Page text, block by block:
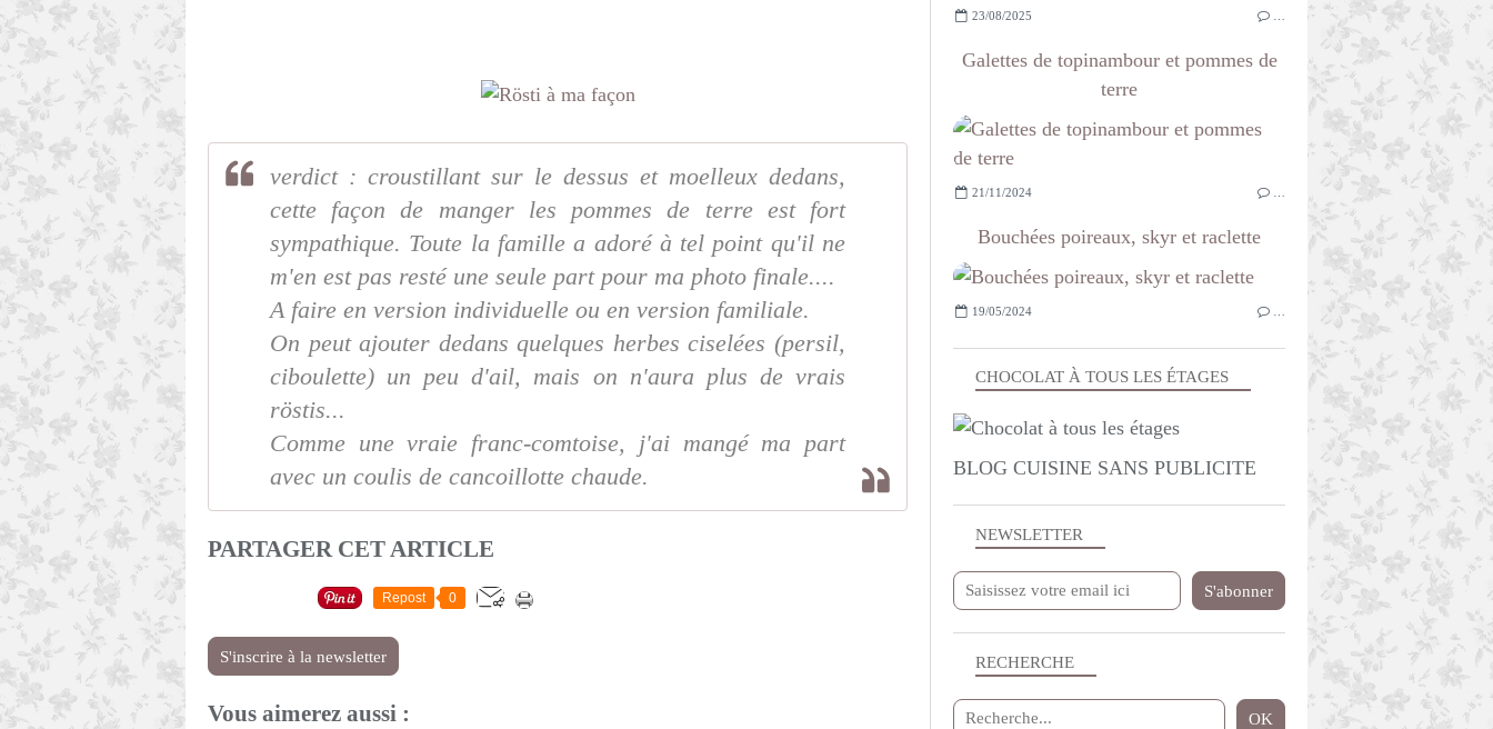
verdict : croustillant sur le dessus et moelleux dedans,
cette façon de manger les pommes de terre est fort
sympathique. Toute la famille a adoré à tel point qu'il ne
m'en est pas resté une seule part pour ma photo finale....
A faire en version individuelle ou en version familiale.
On peut ajouter dedans quelques herbes ciselées (persil,
ciboulette) un peu d'ail, mais on n'aura plus de vrais
röstis...
Comme une vraie franc-comtoise, j'ai mangé ma part
avec un coulis de cancoillotte chaude.
PARTAGER CET ARTICLE
Repost 0
S'inscrire à la newsletter
Vous aimerez aussi :
NEWSLETTER
RECHERCHE
CHOCOLAT À TOUS LES ÉTAGES
BLOG CUISINE SANS PUBLICITE
23/08/2025
Galettes de topinambour et pommes de
terre
21/11/2024
Bouchées poireaux, skyr et raclette
19/05/2024